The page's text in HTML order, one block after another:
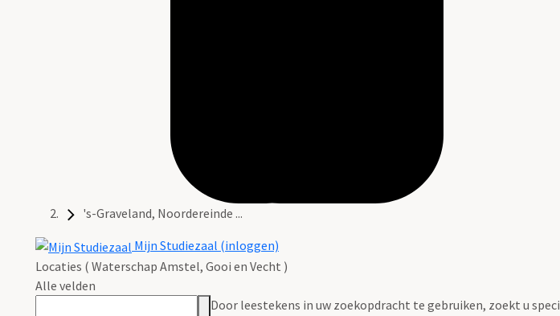
's-Graveland, Noordereinde ...
Mijn Studiezaal (inloggen)
Locaties ( Waterschap Amstel, Gooi en Vecht )
Alle velden
Door leestekens in uw zoekopdracht te gebruiken, zoekt u